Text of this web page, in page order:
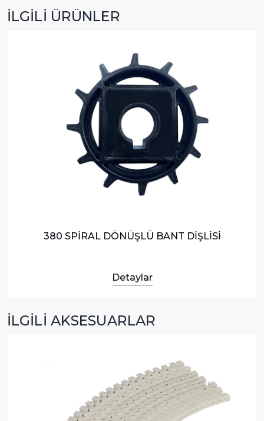
İLGİLİ ÜRÜNLER
380 SPİRAL DÖNÜŞLÜ BANT DİŞLİSİ
Detaylar
İLGİLİ AKSESUARLAR